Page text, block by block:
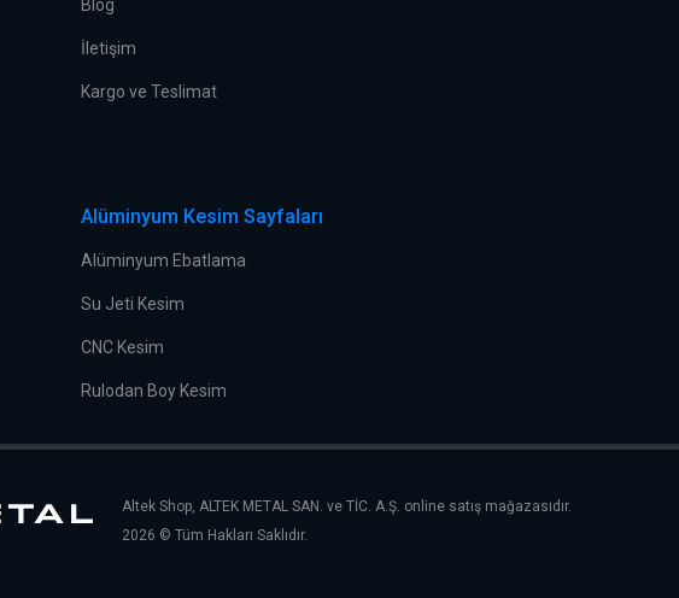
Blog
İletişim
Kargo ve Teslimat
Alüminyum Kesim Sayfaları
Alüminyum Ebatlama
Su Jeti Kesim
CNC Kesim
Rulodan Boy Kesim
Altek Shop, ALTEK METAL SAN. ve TİC. A.Ş. online satış mağazasıdır.
2026 © Tüm Hakları Saklıdır.